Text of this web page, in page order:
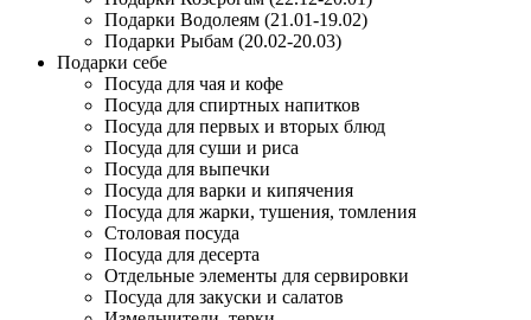
Подарки Водолеям (21.01-19.02)
Подарки Рыбам (20.02-20.03)
Подарки себе
Посуда для чая и кофе
Посуда для спиртных напитков
Посуда для первых и вторых блюд
Посуда для суши и риса
Посуда для выпечки
Посуда для варки и кипячения
Посуда для жарки, тушения, томления
Столовая посуда
Посуда для десерта
Отдельные элементы для сервировки
Посуда для закуски и салатов